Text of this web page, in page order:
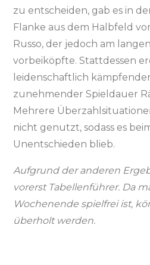
zu entscheiden, gab es in
Flanke aus dem Halbfeld
Russo, der jedoch am
vorbeiköpfte. Stattdessen
leidenschaftlich
zunehmender Spieldauer
Mehrere
nicht genutzt, sodass es
Unentschieden blieb.
Aufgrund der anderen
vorerst Tabellenführer. Da
Wochenende spielfrei ist,
überholt werden.